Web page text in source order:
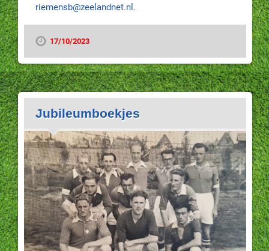
riemensb@zeelandnet.nl.
17/10/2023
Jubileumboekjes